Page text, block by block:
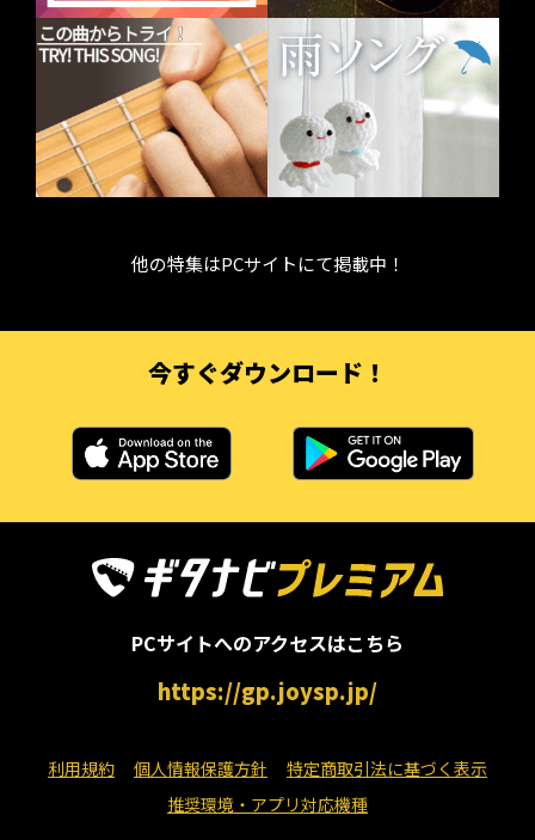
他の特集はPCサイトにて掲載中！
今すぐダウンロード！
PCサイトへのアクセスはこちら
https://gp.joysp.jp/
利用規約 個人情報保護方針
特定商取引法に基づく表示
推奨環境・アプリ対応機種